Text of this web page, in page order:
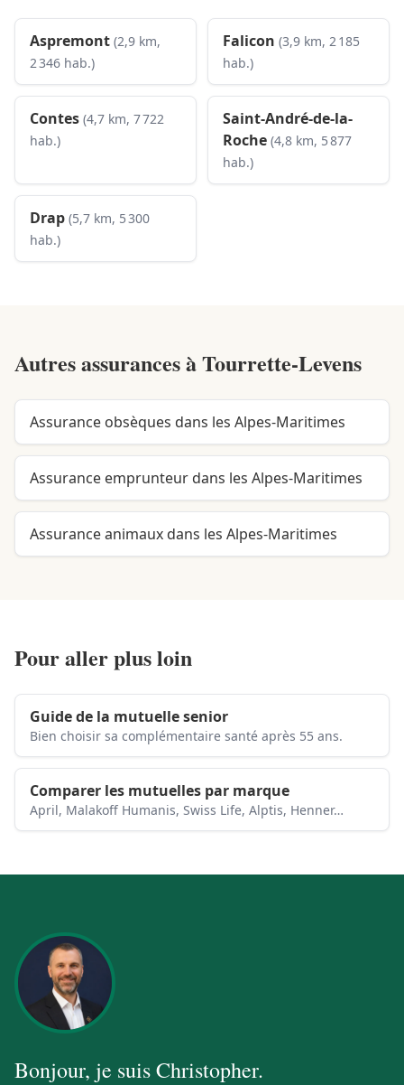
Aspremont (2,9 km,
2 346 hab.)
Falicon (3,9 km, 2 185
hab.)
Contes (4,7 km, 7 722
hab.)
Saint-André-de-la-
Roche (4,8 km, 5 877
hab.)
Drap (5,7 km, 5 300
hab.)
Autres assurances àTourrette-Levens
Assurance obsèques dans les Alpes-Maritimes
Assurance emprunteur dans les Alpes-Maritimes
Assurance animaux dans les Alpes-Maritimes
Pour aller plus loin
Guide de la mutuelle senior
Bien choisir sa complémentaire santé après 55 ans.
Comparer les mutuelles par marque
April, Malakoff Humanis, Swiss Life, Alptis, Henner…
Bonjour, je suisChristopher.